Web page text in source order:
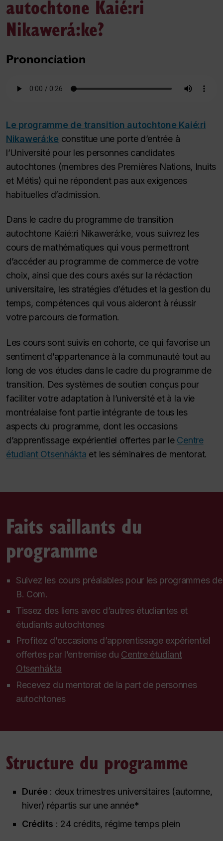
autochtone Kaié:ri
Nikawerá:ke?
Prononciation
Le programme de transition autochtone Kaié:ri
Nikawerá:ke constitue une porte d’entrée à
l’Université pour les personnes candidates
autochtones (membres des Premières Nations, Inuits
et Métis) qui ne répondent pas aux exigences
habituelles d’admission.
Dans le cadre du programme de transition
autochtone Kaié:ri Nikawerá:ke, vous suivrez les
cours de mathématiques qui vous permettront
d’accéder au programme de commerce de votre
choix, ainsi que des cours axés sur la rédaction
universitaire, les stratégies d’études et la gestion du
temps, compétences qui vous aideront à réussir
votre parcours de formation.
Les cours sont suivis en cohorte, ce qui favorise un
sentiment d’appartenance à la communauté tout au
long de vos études dans le cadre du programme de
transition. Des systèmes de soutien conçus pour
faciliter votre adaptation à l’université et à la vie
montréalaise font partie intégrante de tous les
aspects du programme, dont les occasions
d’apprentissage expérientiel offertes par le Centre
étudiant Otsenhákta et les séminaires de mentorat.
Faits saillants du
programme
Suivez les cours préalables pour les programmes de
B. Com.
Tissez des liens avec d’autres étudiantes et
étudiants autochtones
Profitez d’occasions d’apprentissage expérientiel
offertes par l’entremise du Centre étudiant
Otsenhákta
Recevez du mentorat de la part de personnes
autochtones
Structure du programme
Durée : deux trimestres universitaires (automne,
hiver) répartis sur une année*
Crédits : 24 crédits, régime temps plein